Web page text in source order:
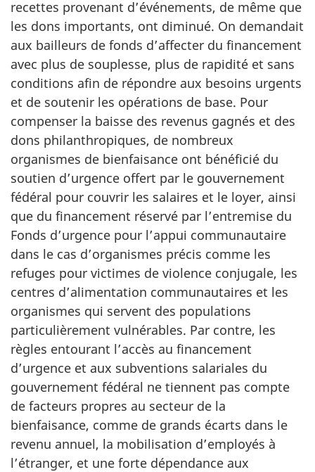
recettes provenant d’événements, de même que
les dons importants, ont diminué. On demandait
aux bailleurs de fonds d’affecter du financement
avec plus de souplesse, plus de rapidité et sans
conditions afin de répondre aux besoins urgents
et de soutenir les opérations de base. Pour
compenser la baisse des revenus gagnés et des
dons philanthropiques, de nombreux
organismes de bienfaisance ont bénéficié du
soutien d’urgence offert par le gouvernement
fédéral pour couvrir les salaires et le loyer, ainsi
que du financement réservé par l’entremise du
Fonds d’urgence pour l’appui communautaire
dans le cas d’organismes précis comme les
refuges pour victimes de violence conjugale, les
centres d’alimentation communautaires et les
organismes qui servent des populations
particulièrement vulnérables. Par contre, les
règles entourant l’accès au financement
d’urgence et aux subventions salariales du
gouvernement fédéral ne tiennent pas compte
de facteurs propres au secteur de la
bienfaisance, comme de grands écarts dans le
revenu annuel, la mobilisation d’employés à
l’étranger, et une forte dépendance aux